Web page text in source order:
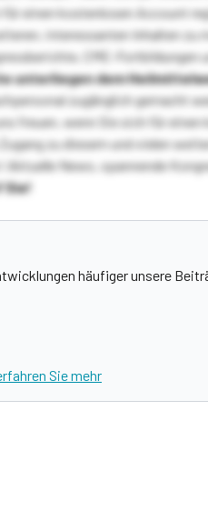
einen kostenlosen Account
interessanten Inhalten
CME-Fortbildungen
unterliegen dem
zugänglich gemacht
freuen, wenn Sie sich für
zu diesem und vielen
News, spannende
Sie!
häufiger unsere
Sie mehr